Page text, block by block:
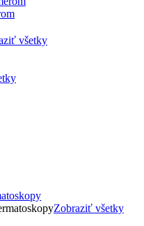
všetky
Zobraziť všetky